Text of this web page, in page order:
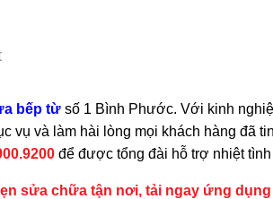
bếp từ số 1 Bình Phước. Với kinh
vụ và làm hài lòng mọi khách hàng đã
để được tổng đài hỗ trợ nhiệt
sửa chữa tận nơi, tải ngay ứng